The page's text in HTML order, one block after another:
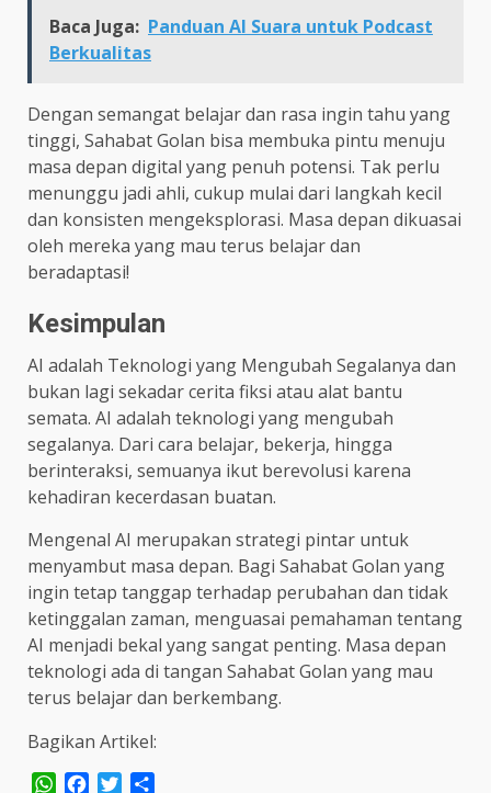
Baca Juga: Panduan AI Suara untuk Podcast
Berkualitas
Dengan semangat belajar dan rasa ingin tahu yang
tinggi, Sahabat Golan bisa membuka pintu menuju
masa depan digital yang penuh potensi. Tak perlu
menunggu jadi ahli, cukup mulai dari langkah kecil
dan konsisten mengeksplorasi. Masa depan dikuasai
oleh mereka yang mau terus belajar dan
beradaptasi!
Kesimpulan
AI adalah Teknologi yang Mengubah Segalanya dan
bukan lagi sekadar cerita fiksi atau alat bantu
semata. AI adalah teknologi yang mengubah
segalanya. Dari cara belajar, bekerja, hingga
berinteraksi, semuanya ikut berevolusi karena
kehadiran kecerdasan buatan.
Mengenal AI merupakan strategi pintar untuk
menyambut masa depan. Bagi Sahabat Golan yang
ingin tetap tanggap terhadap perubahan dan tidak
ketinggalan zaman, menguasai pemahaman tentang
AI menjadi bekal yang sangat penting. Masa depan
teknologi ada di tangan Sahabat Golan yang mau
terus belajar dan berkembang.
Bagikan Artikel:
WhatsApp
Facebook
Twitter